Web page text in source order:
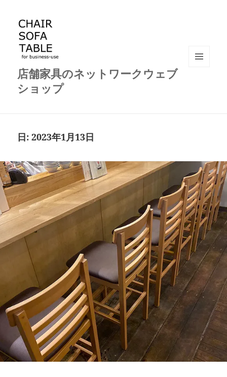
店舗家具のネットワークウェブ
ショップ
日:2023年1月13日